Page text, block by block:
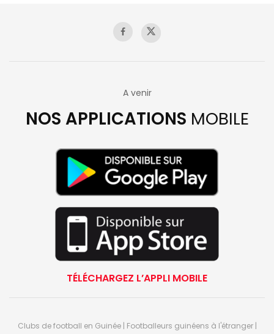
A venir
NOS APPLICATIONS MOBILE
TÉLÉCHARGEZ L’APPLI MOBILE
Clubs de football en Guinée | Footballeurs guinéens à l'étranger |